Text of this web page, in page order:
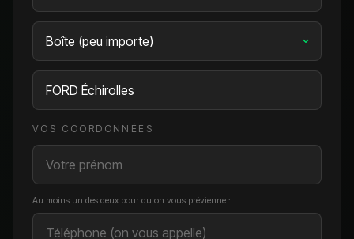
VOS COORDONNÉES
Au moins un des deux pour qu'on vous prévienne :